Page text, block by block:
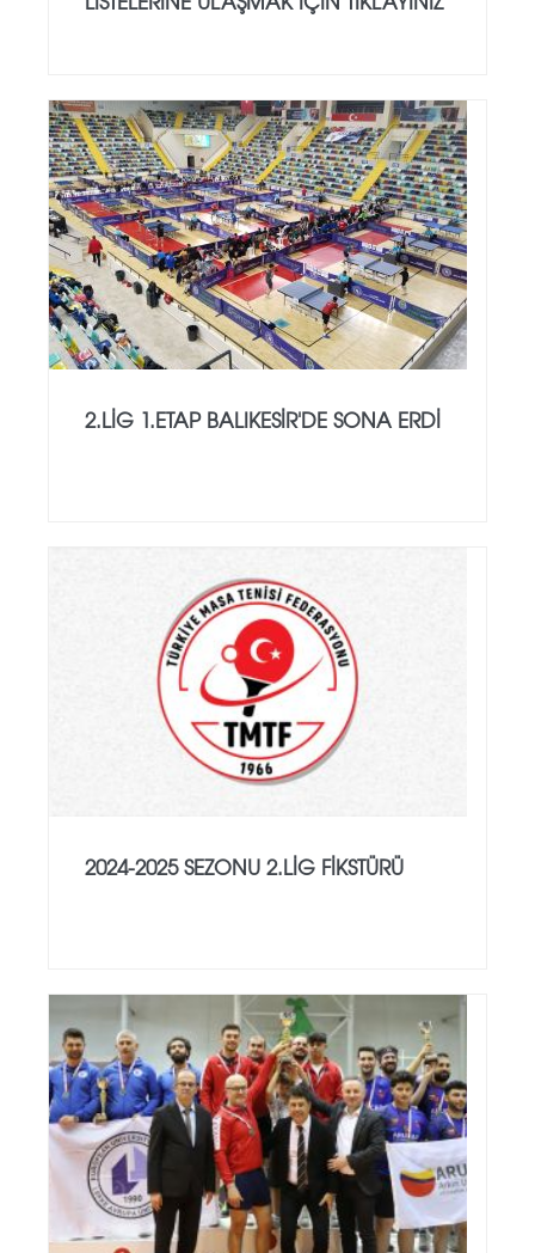
2.LİG 1.ETAP BALIKESİR'DE SONA ERDİ
2024-2025 SEZONU 2.LİG FİKSTÜRÜ